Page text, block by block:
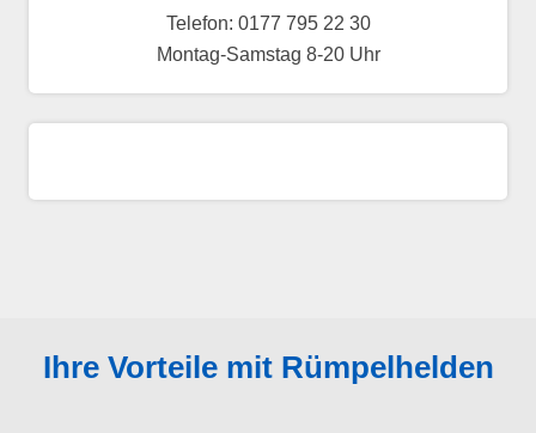
Telefon: 0177 795 22 30
Montag-Samstag 8-20 Uhr
Ihre Vorteile mit Rümpelhelden